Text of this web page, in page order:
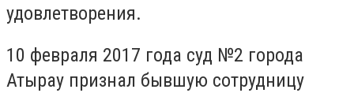
удовлетворения.
10 февраля 2017 года суд №2 города
Атырау признал бывшую сотрудницу